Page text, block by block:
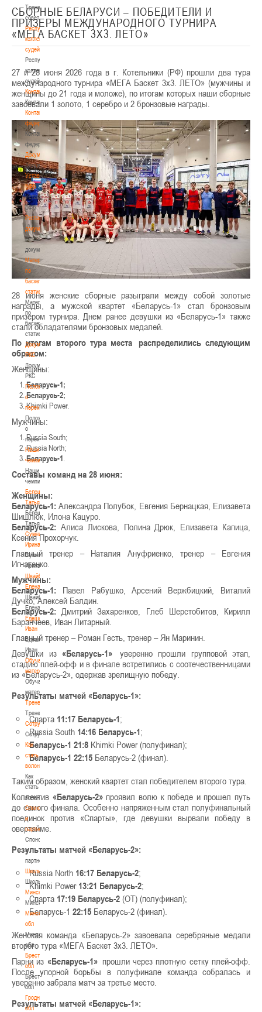
Тренерский
совет
Республиканская
коллегия
судей
Республиканская
коллегия
судей
Контакты
Контакты
Контакты
федерации
Контакты
федерации
Документы
Документы
Устав
БФБ
Устав
БФБ
Регламентирующие
документы
Регламентирующие
документы
Материалы
по
баскетбольной
статистике
Материалы
по
баскетбольной
статистике
Документы
РКС
Документы
РКС
Положение
о
переходах
Положение
о
переходах
Наши
чемпионы
Наши
чемпионы
Белошапко
Татьяна
Белошапко
Татьяна
Сумникова
Ирина
Сумникова
Ирина
Швайбович
Елена
Швайбович
Елена
Едешко
Иван
Едешко
Иван
Обучающие
материалы
Обучающие
материалы
Тренерам
Тренерам
Сотрудничество
Сотрудничество
Как
стать
волонтером
Как
стать
волонтером
Спонсоры
и
партнеры
Спонсоры
и
партнеры
Школы
Школы
Минск
Минск
Минская
обл
Минская
обл
Брестская
обл
Брестская
обл
Гродненская
обл
СБОРНЫЕ БЕЛАРУСИ – ПОБЕДИТЕЛИ И
ПРИЗЕРЫ МЕЖДУНАРОДНОГО ТУРНИРА
«МЕГА БАСКЕТ 3Х3. ЛЕТО»
27 и 28 июня 2026 года в г. Котельники (РФ) прошли два тура
международного турнира «МЕГА Баскет 3х3. ЛЕТО» (мужчины и
женщины до 21 года и моложе), по итогам которых наши сборные
завоевали 1 золото, 1 серебро и 2 бронзовые награды.
28 июня женские сборные разыграли между собой золотые
награды, а мужской квартет «Беларусь-1» стал бронзовым
призером турнира. Днем ранее девушки из «Беларусь-1» также
стали обладателями бронзовых медалей.
По итогам второго тура места распределились следующим
образом:
Женщины:
Беларусь-1;
Беларусь-2;
Khimki Power.
Мужчины:
Russia South;
Russia North;
Беларусь-1.
Составы команд на 28 июня:
Женщины:
Беларусь-1: Александра Полубок, Евгения Бернацкая, Елизавета
Шишлюк, Илона Кацуро.
Беларусь-2: Алиса Лискова, Полина Дрюк, Елизавета Капица,
Ксения Прохорчук.
Главный тренер – Наталия Ануфриенко, тренер – Евгения
Игнатенко.
Мужчины:
Беларусь-1: Павел Рабушко, Арсений Вержбицкий, Виталий
Дучко, Алексей Балдин.
Беларусь-2: Дмитрий Захаренков, Глеб Шерстобитов, Кирилл
Баранчеев, Иван Литарный.
Главный тренер – Роман Гесть, тренер – Ян Маринин.
Девушки из «Беларусь-1» уверенно прошли групповой этап,
стадию плей-офф и в финале встретились с соотечественницами
из «Беларусь-2», одержав зрелищную победу.
Результаты матчей «Беларусь-1»:
Спарта 11:17 Беларусь-1;
Russia South 14:16 Беларусь-1;
Беларусь-1 21:8 Khimki Power (полуфинал);
Беларусь-1 22:15 Беларусь-2 (финал).
Таким образом, женский квартет стал победителем второго тура.
Коллектив «Беларусь-2»проявил волю к победе и прошел путь
до самого финала. Особенно напряженным стал полуфинальный
поединок против «Спарты», где девушки вырвали победу в
овертайме.
Результаты матчей «Беларусь-2»:
Russia North 16:17 Беларусь-2;
Khimki Power 13:21 Беларусь-2;
Спарта 17:19 Беларусь-2 (OT) (полуфинал);
Беларусь-1 22:15 Беларусь-2 (финал).
Женская команда «Беларусь-2» завоевала серебряные медали
второго тура «МЕГА Баскет 3х3. ЛЕТО».
Парни из «Беларусь-1» прошли через плотную сетку плей-офф.
После упорной борьбы в полуфинале команда собралась и
уверенно забрала матч за третье место.
Результаты матчей «Беларусь-1»: